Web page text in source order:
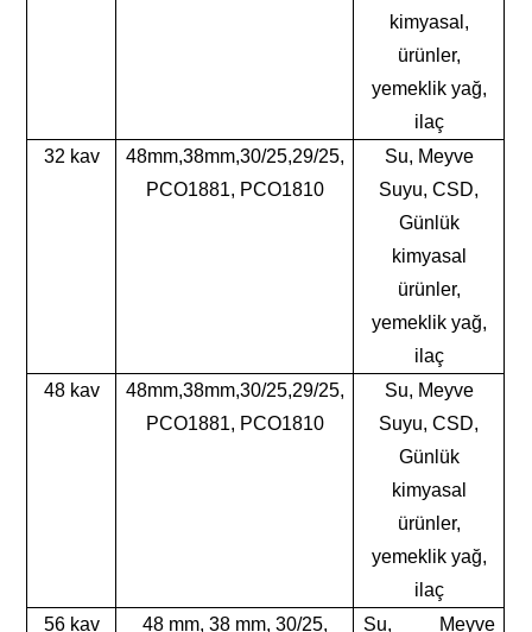
kimyasal,
ürünler,
yemeklik yağ,
ilaç
32 kav
48mm,38mm,30/25,29/25,
PCO1881, PCO1810
Su, Meyve
Suyu, CSD,
Günlük
kimyasal
ürünler,
yemeklik yağ,
ilaç
48 kav
48mm,38mm,30/25,29/25,
PCO1881, PCO1810
Su, Meyve
Suyu, CSD,
Günlük
kimyasal
ürünler,
yemeklik yağ,
ilaç
56 kav
48 mm, 38 mm, 30/25, Su, Meyve